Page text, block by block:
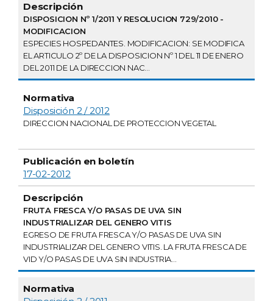
DISPOSICION Nº 1/2011 Y RESOLUCION 729/2010 -
MODIFICACION
ESPECIES HOSPEDANTES. MODIFICACION: SE MODIFICA
EL ARTICULO 2º DE LA DISPOSICION Nº 1 DEL 11 DE ENERO
DEL 2011 DE LA DIRECCION NAC...
Disposición 2 / 2012
DIRECCION NACIONAL DE PROTECCION VEGETAL
17-02-2012
FRUTA FRESCA Y/O PASAS DE UVA SIN
INDUSTRIALIZAR DEL GENERO VITIS
EGRESO DE FRUTA FRESCA Y/O PASAS DE UVA SIN
INDUSTRIALIZAR DEL GENERO VITIS. LA FRUTA FRESCA DE
VID Y/O PASAS DE UVA SIN INDUSTRIA...